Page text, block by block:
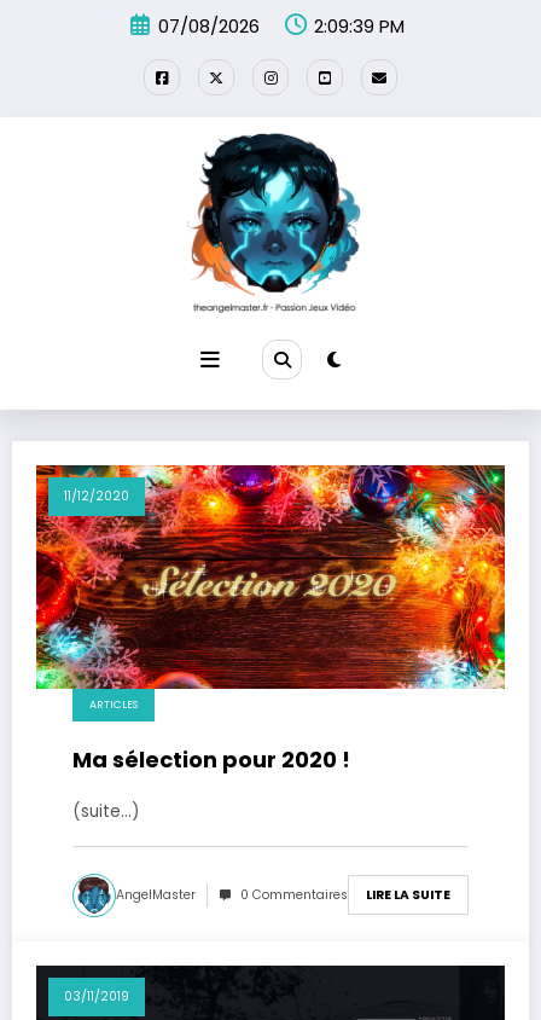
07/08/2026 2:09:39 PM
11/12/2020
ARTICLES
Ma sélection pour 2020 !
(suite…)
AngelMaster 0 Commentaires LIRE LA SUITE
03/11/2019